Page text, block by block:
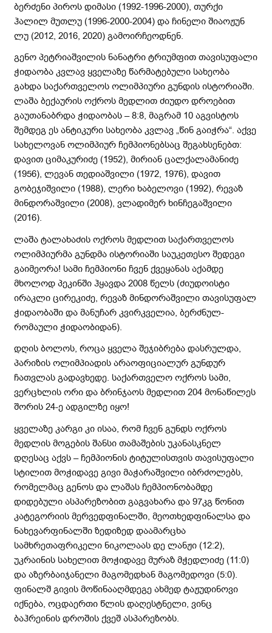
ბერძენი პიროს დიმასი (1992-1996-2000), თურქი
ჰალილ მუთლუ (1996-2000-2004) და ჩინელი შიაოჟუნ
ლუ (2012, 2016, 2020) გამოირჩეოდნენ.
გენო პეტრიაშვილის ნანატრი ტრიუმფით თავისუფალი
ჭიდაობა კვლავ ყველაზე წარმატებული სახეობა
გახდა საქართველოს ოლიმპიური გუნდის ისტორიაში.
ლაშა ბექაურის ოქროს მედლით ძიუდო დროებით
გაუთანაბრდა ჭიდაობას – 8:8, მაგრამ 10 აგვისტოს
შემდეგ ეს ანტიკური სახეობა კვლავ „წინ გაიჭრა“. აქვე
სახელოვან ოლიმპიურ ჩემპიონებსაც შეგახსენებთ:
დავით ციმაკურიძე (1952), მირიან ცალქალამანიძე
(1956), ლევან თედიაშვილი (1972, 1976), დავით
გობეჯიშვილი (1988), ლერი ხაბელოვი (1992), რევაზ
მინდორაშვილი (2008), ვლადიმერ ხინჩეგაშვილი
(2016).
ლაშა ტალახაძის ოქროს მედლით საქართველოს
ოლიმპიურმა გუნდმა ისტორიაში საუკეთესო შედეგი
გაიმეორა! სამი ჩემპიონი ჩვენ ქვეყანას აქამდე
მხოლოდ პეკინში ჰყავდა 2008 წელს (ძიუდოისტი
ირაკლი ცირეკიძე, რევაზ მინდორაშვილი თავისუფალ
ჭიდაობაში და მანუჩარ კვირკველია, ბერძნულ-
რომაული ჭიდაობიდან).
დღის ბოლოს, როცა ყველა შეჯიბრება დასრულდა,
პარიზის ოლიმპიადის არაოფიციალურ გუნდურ
ჩათვლას გადავხედე. საქართველო ოქროს სამი,
ვერცხლის ორი და ბრინჯაოს მედლით 204 მონაწილეს
შორის 24-ე ადგილზე იყო!
ყველაზე კარგი კი ისაა, რომ ჩვენ გუნდს ოქროს
მედლის მოგების შანსი თამაშების უკანასკნელ
დღესაც აქვს – ჩემპიონის ტიტულისთვის თავისუფალი
სტილით მოჭიდავე გივი მაჭარაშვილი იბრძოლებს,
რომელმაც გენოს და ლაშას ჩემპიონობამდე
დიდებული ასპარეზობით გაგვახარა და 97კგ წონით
კატეგორიის მერვედფინალში, მეოთხედფინალსა და
ნახევარფინალში ზედიზედ დაამარცხა
სამხრეთაფრიკელი ნიკოლაას დე ლანჟი (12:2),
უკრაინის სახელით მოჭიდავე მურაზ მჭედლიძე (11:0)
და აზერბაიჯანელი მაგომედხან მაგომედოვი (5:0).
ფინალშ გივის მოწინააღმდეგე ახმედ ტაჟუდინოვი
იქნება, ოცდაერთი წლის დაღესტნელი, ვინც
ბაჰრეინის დროშის ქვეშ ასპარეზობს.